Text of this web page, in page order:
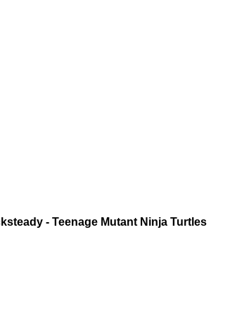
- Teenage Mutant Ninja Turtles